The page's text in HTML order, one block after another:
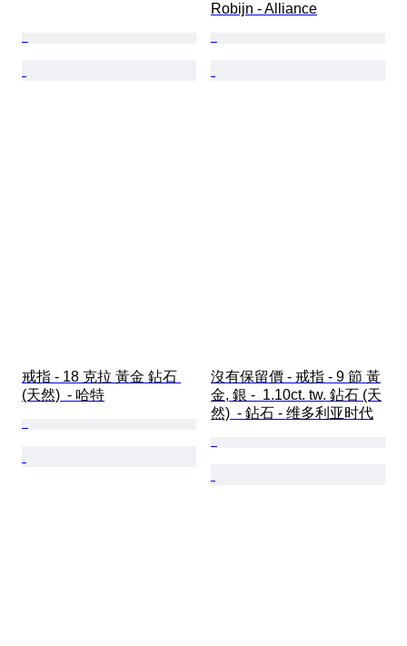
Robijn - Alliance
戒指 - 18 克拉 黃金 鉆石
(天然)  - 哈特
沒有保留價 - 戒指 - 9 節 黃
金, 銀 -  1.10ct. tw. 鉆石 (天
然)  - 鉆石 - 维多利亚时代